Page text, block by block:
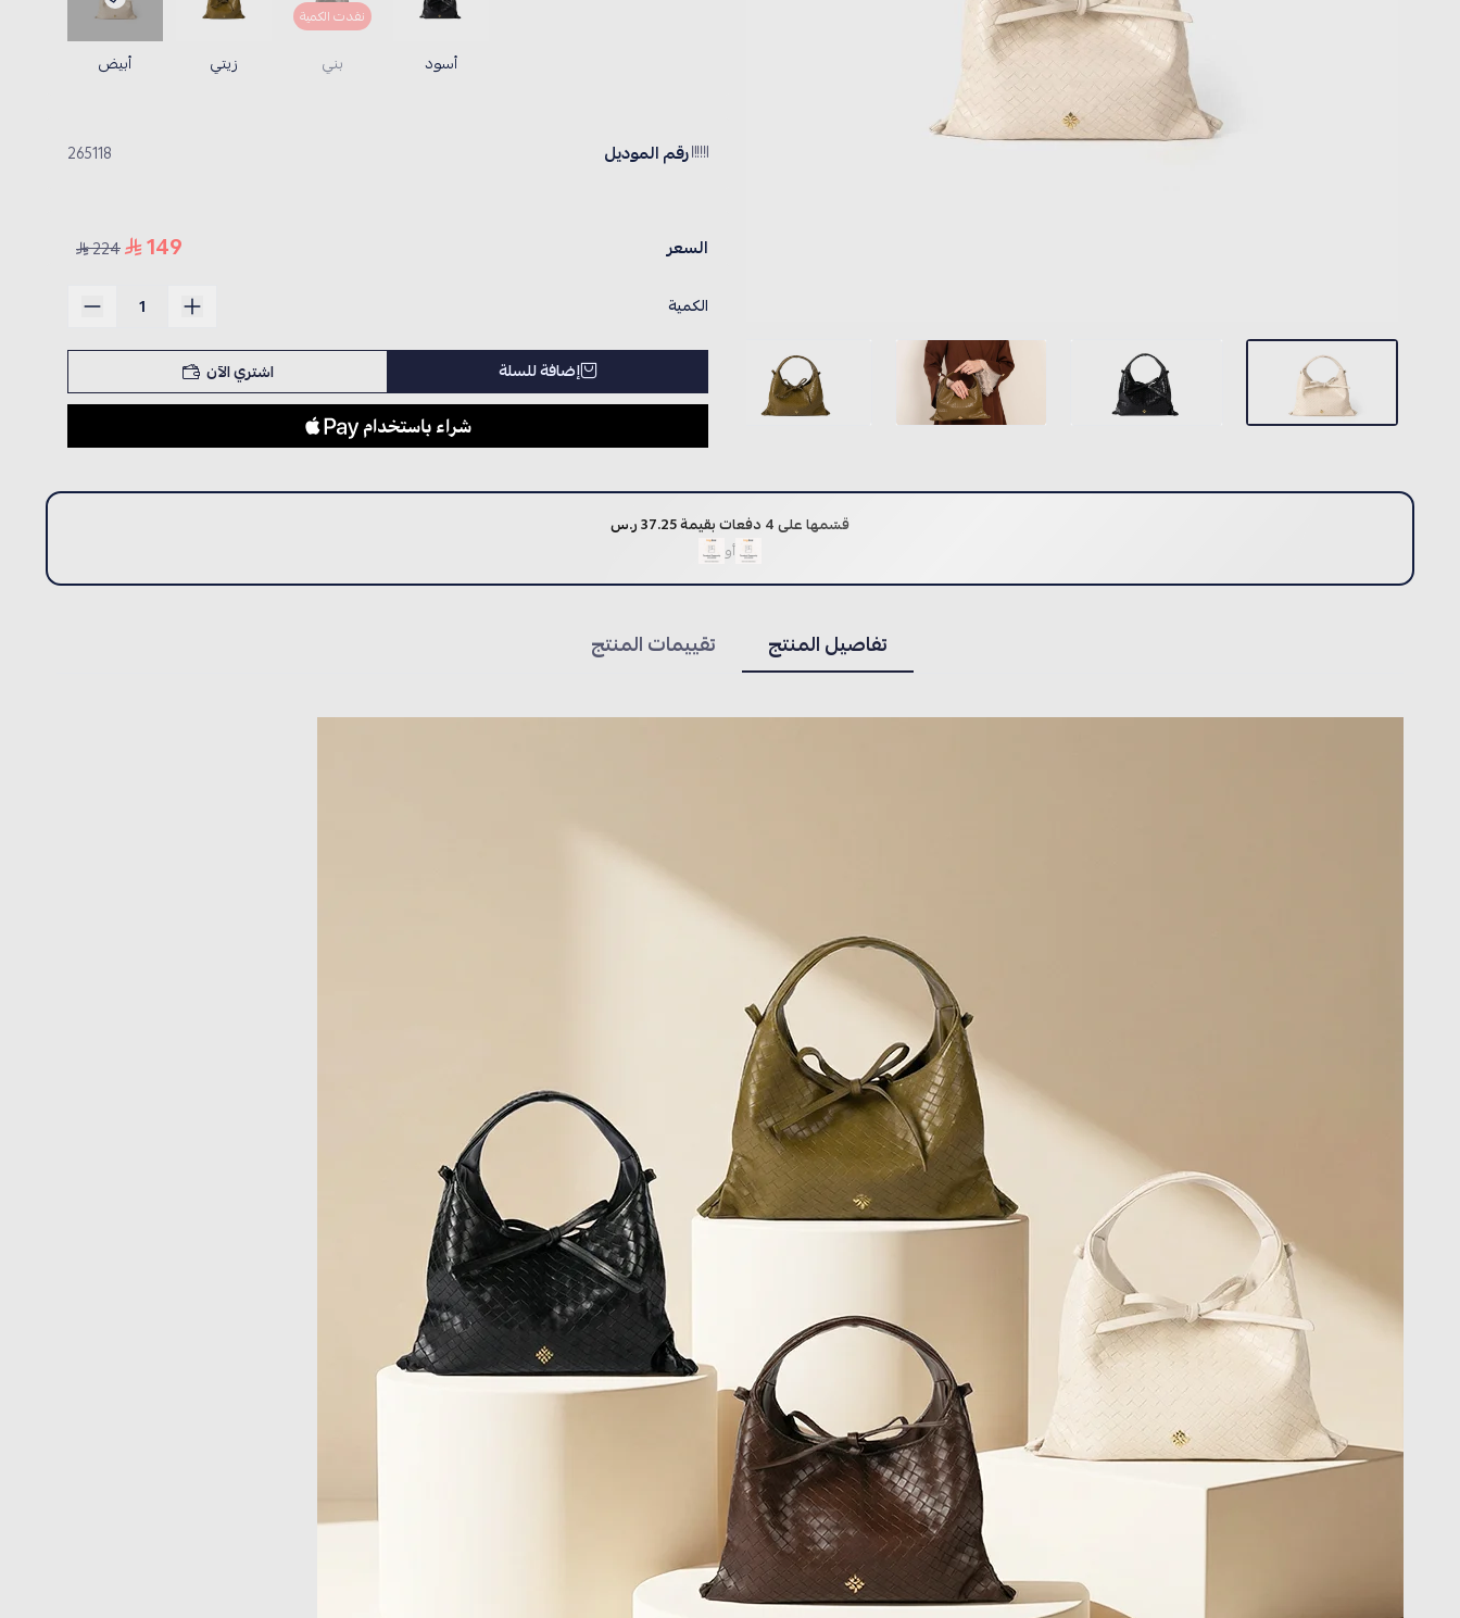
أسود
نفدت الكمية
بني زيتي أبيض
رقم الموديل 265118
السعر 149
224
الكمية
إضافة للسلة اشتري الآن
قسّمها على 4 دفعات بقيمة 37.25 ر.س
أو
تفاصيل المنتج تقييمات المنتج